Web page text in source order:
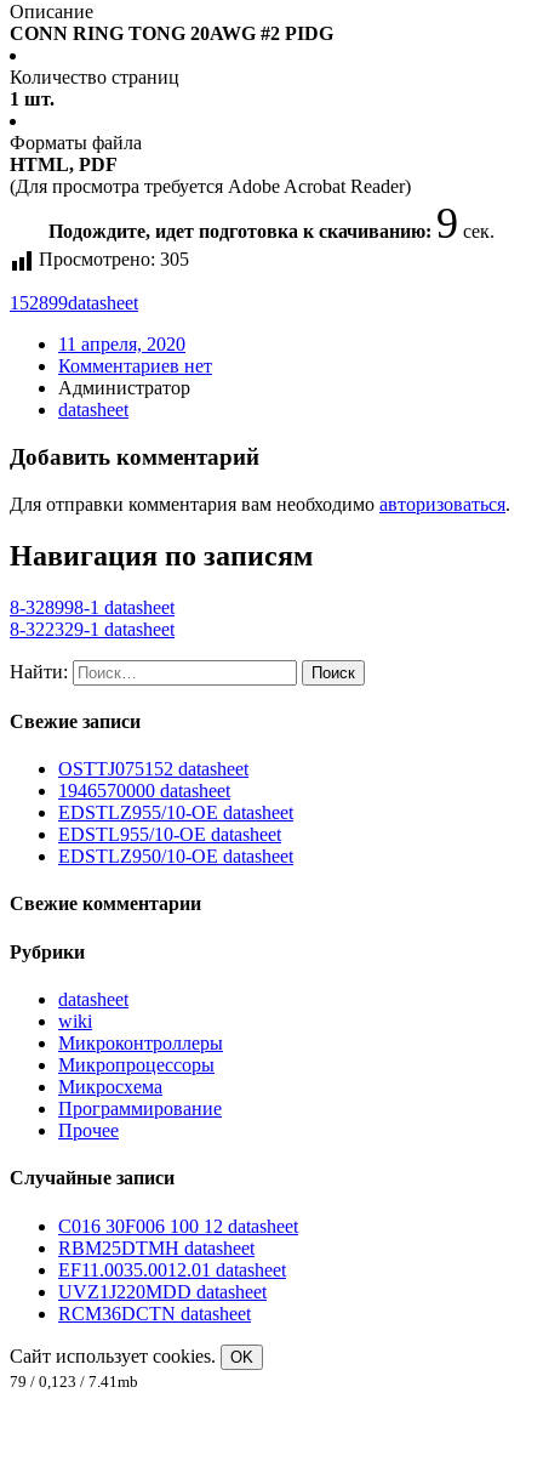
Описание
CONN RING TONG 20AWG #2 PIDG
Количество страниц
1 шт.
Форматы файла
HTML, PDF
(Для просмотра требуется Adobe Acrobat Reader)
Подождите, идет подготовка к скачиванию: 9 сек.
Просмотрено: 305
152899datasheet
11 апреля, 2020
Комментариев нет
Администратор
datasheet
Добавить комментарий
Для отправки комментария вам необходимо авторизоваться.
Навигация по записям
8-328998-1 datasheet
8-322329-1 datasheet
Найти:
Свежие записи
OSTTJ075152 datasheet
1946570000 datasheet
EDSTLZ955/10-OE datasheet
EDSTL955/10-OE datasheet
EDSTLZ950/10-OE datasheet
Свежие комментарии
Рубрики
datasheet
wiki
Микроконтроллеры
Микропроцессоры
Микросхема
Программирование
Прочее
Случайные записи
C016 30F006 100 12 datasheet
RBM25DTMH datasheet
EF11.0035.0012.01 datasheet
UVZ1J220MDD datasheet
RCM36DCTN datasheet
Сайт использует cookies.
OK
79 / 0,123 / 7.41mb